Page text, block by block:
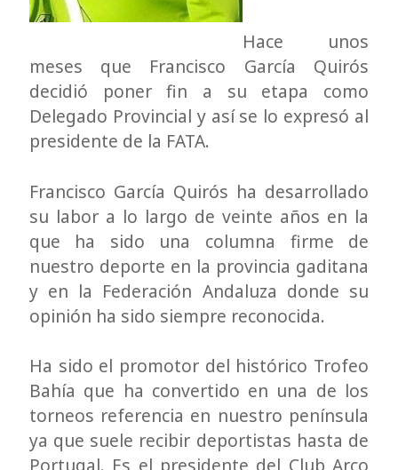
Hace unos
meses que Francisco García Quirós
decidió poner fin a su etapa como
Delegado Provincial y así se lo expresó al
presidente de la FATA.
Francisco García Quirós ha desarrollado
su labor a lo largo de veinte años en la
que ha sido una columna firme de
nuestro deporte en la provincia gaditana
y en la Federación Andaluza donde su
opinión ha sido siempre reconocida.
Ha sido el promotor del histórico Trofeo
Bahía que ha convertido en una de los
torneos referencia en nuestro península
ya que suele recibir deportistas hasta de